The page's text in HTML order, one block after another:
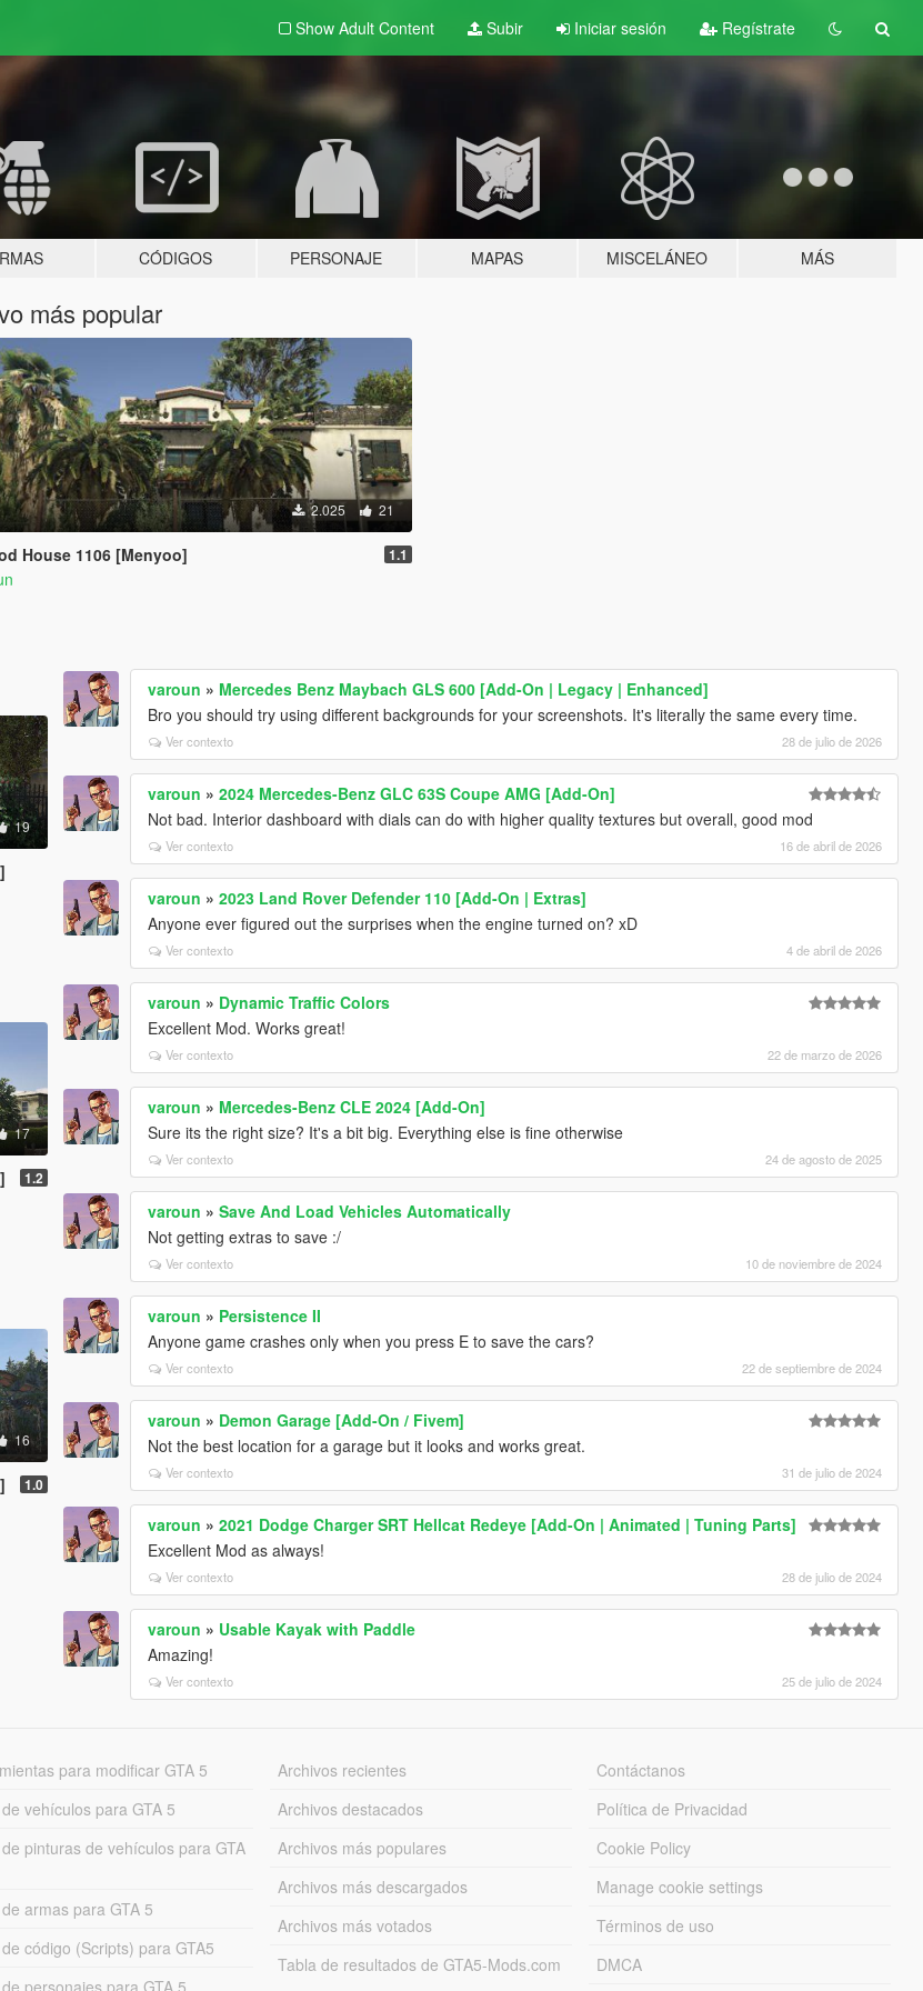
Show Adult Content Subir Iniciar sesión Regístrate
CÓDIGOS PERSONAJE MAPAS MISCELÁNEO MÁS
más popular
2.025 21
House 1106 [Menyoo] 1.1
19
17
1.2
16
1.0
varoun » Mercedes Benz Maybach GLS 600 [Add-On | Legacy | Enhanced]
Bro you should try using different backgrounds for your screenshots. It's literally the same every time.
Ver contexto 28 de julio de 2026
varoun »2024 Mercedes-Benz GLC 63S Coupe AMG [Add-On]
Not bad. Interior dashboard with dials can do with higher quality textures but overall, good mod
Ver contexto 16 de abril de 2026
varoun »2023 Land Rover Defender 110 [Add-On | Extras]
Anyone ever figured out the surprises when the engine turned on? xD
Ver contexto 4 de abril de 2026
varoun » Dynamic Traffic Colors
Excellent Mod. Works great!
Ver contexto 22 de marzo de 2026
varoun » Mercedes-Benz CLE 2024 [Add-On]
Sure its the right size? It's a bit big. Everything else is fine otherwise
Ver contexto 24 de agosto de 2025
varoun »Save And Load Vehicles Automatically
Not getting extras to save :/
Ver contexto 10 de noviembre de 2024
varoun » Persistence II
Anyone game crashes only when you press E to save the cars?
Ver contexto 22 de septiembre de 2024
varoun » Demon Garage [Add-On / Fivem]
Not the best location for a garage but it looks and works great.
Ver contexto 31 de julio de 2024
varoun »2021 Dodge Charger SRT Hellcat Redeye [Add-On | Animated | Tuning Parts]
Excellent Mod as always!
Ver contexto 28 de julio de 2024
varoun » Usable Kayak with Paddle
Amazing!
Ver contexto 25 de julio de 2024
para modificar GTA 5
vehículos para GTA 5
pinturas de vehículos para GTA
armas para GTA 5
código (Scripts) para GTA5
personajes para GTA 5
Archivos recientes
Archivos destacados
Archivos más populares
Archivos más descargados
Archivos más votados
Tabla de resultados de GTA5-Mods.com
Contáctanos
Política de Privacidad
Cookie Policy
Manage cookie settings
Términos de uso
DMCA